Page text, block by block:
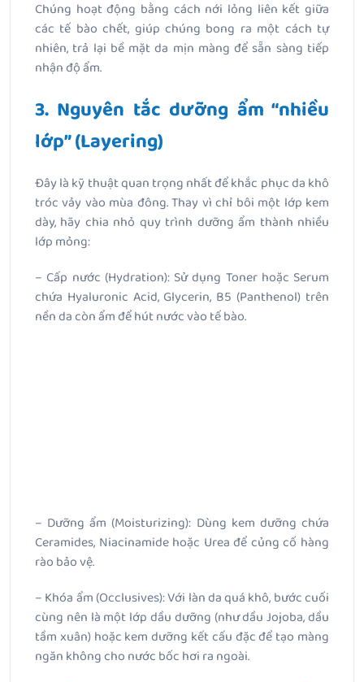
Chúng hoạt động bằng cách nới lỏng liên kết giữa
các tế bào chết, giúp chúng bong ra một cách tự
nhiên, trả lại bề mặt da mịn màng để sẵn sàng tiếp
nhận độ ẩm.
3. Nguyên tắc dưỡng ẩm “nhiều
lớp” (Layering)
Đây là kỹ thuật quan trọng nhất để khắc phục da khô
tróc vảy vào mùa đông. Thay vì chỉ bôi một lớp kem
dày, hãy chia nhỏ quy trình dưỡng ẩm thành nhiều
lớp mỏng:
– Cấp nước (Hydration): Sử dụng Toner hoặc Serum
chứa Hyaluronic Acid, Glycerin, B5 (Panthenol) trên
nền da còn ẩm để hút nước vào tế bào.
– Dưỡng ẩm (Moisturizing): Dùng kem dưỡng chứa
Ceramides, Niacinamide hoặc Urea để củng cố hàng
rào bảo vệ.
– Khóa ẩm (Occlusives): Với làn da quá khô, bước cuối
cùng nên là một lớp dầu dưỡng (như dầu Jojoba, dầu
tầm xuân) hoặc kem dưỡng kết cấu đặc để tạo màng
ngăn không cho nước bốc hơi ra ngoài.